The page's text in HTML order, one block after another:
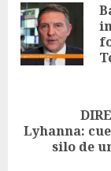
Lyhanna:
silo de